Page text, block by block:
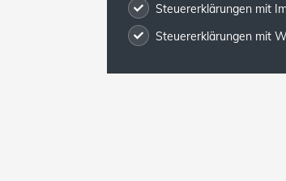
Steuererklärungen mit
Steuererklärungen mit